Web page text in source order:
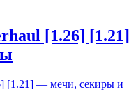
[1.26] [1.21]